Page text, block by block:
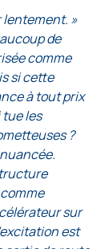
lentement. »
de
comme
si cette
à tout prix
tue les
?
sur
est